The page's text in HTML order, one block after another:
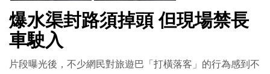
爆水渠封路須掉頭 但現場禁長
車駛入
片段曝光後，不少網民對旅遊巴「打橫落客」的行為感到不